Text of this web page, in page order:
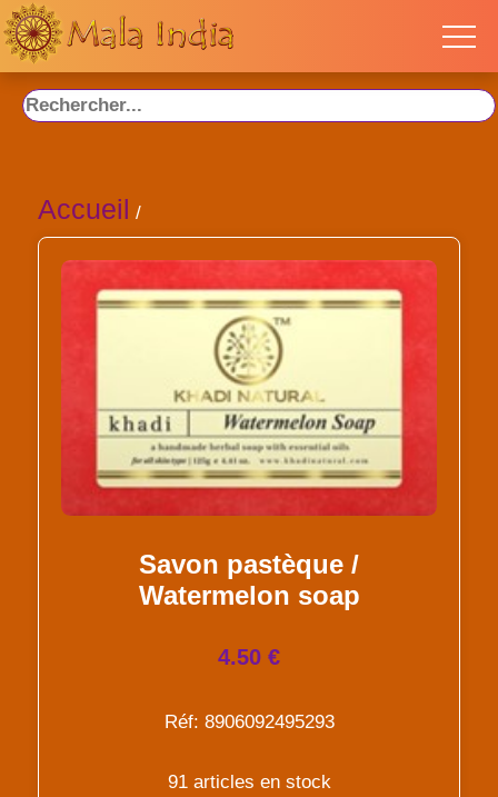
Accueil /
Savon pastèque /
Watermelon soap
4.50 €
Réf: 8906092495293
91 articles en stock